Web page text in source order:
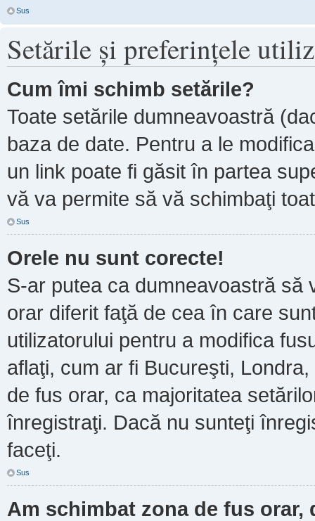
Sus
Setările şi preferinţele
Cum îmi schimb setările?
Toate setările dumneavoastră
baza de date. Pentru a le
un link poate fi găsit în partea
vă va permite să vă schimbaţi
Sus
Orele nu sunt corecte!
S-ar putea ca dumneavoastră să
orar diferit faţă de cea în care
utilizatorului pentru a modifica
aflaţi, cum ar fi Bucureşti,
de fus orar, ca majoritatea
înregistraţi. Dacă nu sunteţi
faceţi.
Sus
Am schimbat zona de fus orar,